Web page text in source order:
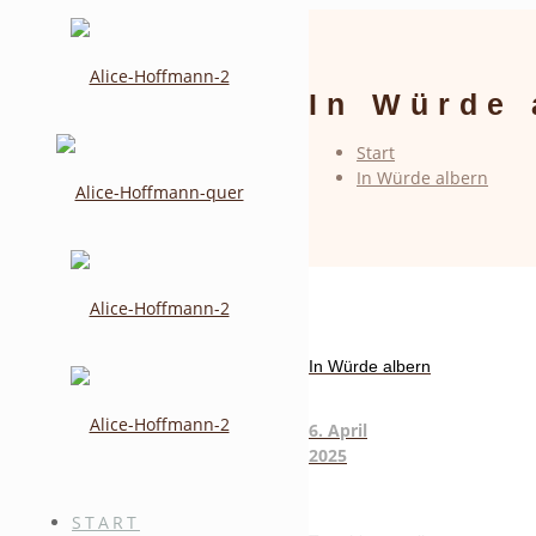
START
In Würde
Start
In Würde albern
In Würde albern
6. April
2025